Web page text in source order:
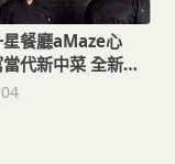
星餐廳aMaze心
代新中菜 全新套
》為名，圓滿人